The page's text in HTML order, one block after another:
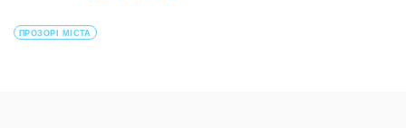
ПРОЗОРІ МІСТА